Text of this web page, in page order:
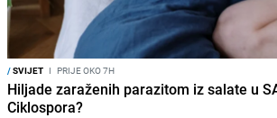
/SVIJET I PRIJE OKO 7H
Hiljade zaraženih parazitom iz salate u
Ciklospora?